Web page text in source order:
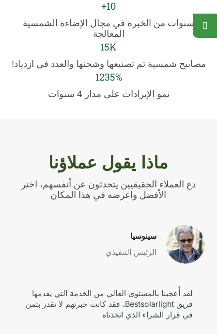
10+
سنوات من الخبرة في مجال الإضاءة الشمسية
المعالجة
15K
مصابيح شمسية تم تصنيعها وشحنها والعدد في ازدياد!
1235%
نمو الإيرادات على مدار 4 سنوات
ماذا يقول عملاؤنا
دع العملاء الحقيقيين يتحدثون عن أنفسهم، اختر
الأفضل واعرضه في هذا المكان
سينوسيا
الرئيس التنفيذي
لقد أُعجبنا بالمستوى العالي من الخدمة التي يقدمها
فريق Bestsolarlight، فقد كانت خبرتهم لا تقدر بثمن
في قرار الشراء الذي اتخذناه